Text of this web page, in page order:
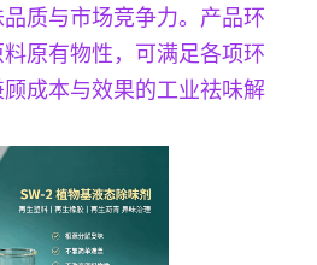
质与市场竞争力。产品环
原有物性，可满足各项环
成本与效果的工业祛味解